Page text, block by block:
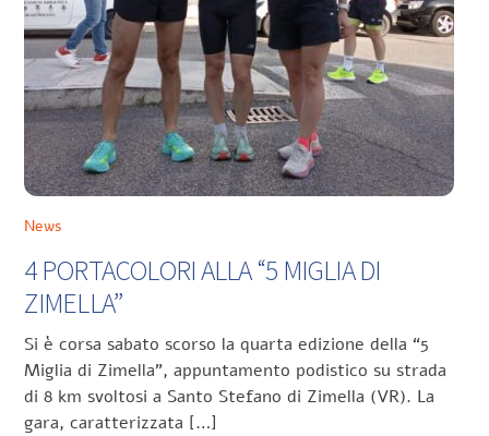
News
4 PORTACOLORI ALLA “5 MIGLIA DI
ZIMELLA”
Si è corsa sabato scorso la quarta edizione della “5
Miglia di Zimella”, appuntamento podistico su strada
di 8 km svoltosi a Santo Stefano di Zimella (VR). La
gara, caratterizzata […]